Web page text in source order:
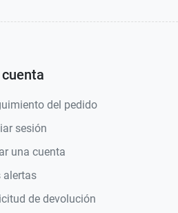
del pedido
sesión
una cuenta
alertas
de devolución